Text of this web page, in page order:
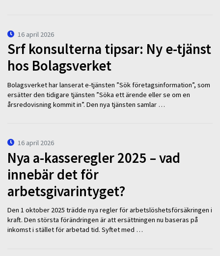
16 april 2026
Srf konsulterna tipsar: Ny e-tjänst
hos Bolagsverket
Bolagsverket har lanserat e-tjänsten ”Sök företagsinformation”, som
ersätter den tidigare tjänsten ”Söka ett ärende eller se om en
årsredovisning kommit in”. Den nya tjänsten samlar …
16 april 2026
Nya a-kasseregler 2025 – vad
innebär det för
arbetsgivarintyget?
Den 1 oktober 2025 trädde nya regler för arbetslöshetsförsäkringen i
kraft. Den största förändringen är att ersättningen nu baseras på
inkomst i stället för arbetad tid. Syftet med …